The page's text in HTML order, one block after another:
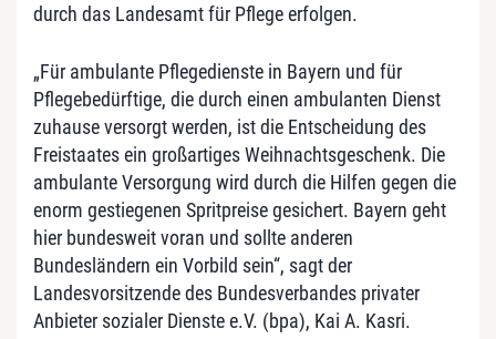
durch das Landesamt für Pflege erfolgen.
„Für ambulante Pflegedienste in Bayern und für
Pflegebedürftige, die durch einen ambulanten Dienst
zuhause versorgt werden, ist die Entscheidung des
Freistaates ein großartiges Weihnachtsgeschenk. Die
ambulante Versorgung wird durch die Hilfen gegen die
enorm gestiegenen Spritpreise gesichert. Bayern geht
hier bundesweit voran und sollte anderen
Bundesländern ein Vorbild sein“, sagt der
Landesvorsitzende des Bundesverbandes privater
Anbieter sozialer Dienste e.V. (bpa), Kai A. Kasri.